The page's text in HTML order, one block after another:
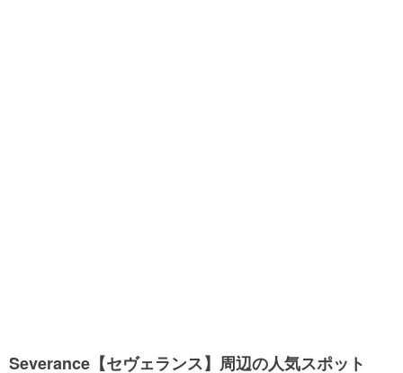
Severance【セヴェランス】周辺の人気スポット